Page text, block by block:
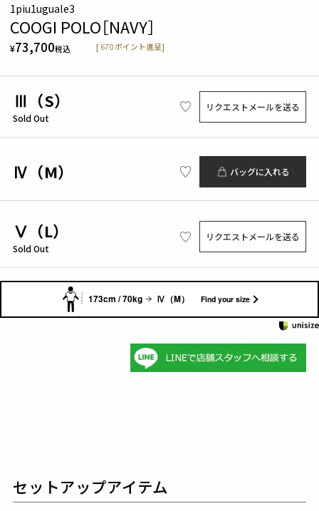
1piu1uguale3
COOGI POLO［NAVY］
¥73,700税込 [ 670 ポイント進呈]
Ⅲ（S）
Sold Out
リクエストメールを送る
Ⅳ（M） バッグに入れる
Ⅴ（L）
Sold Out
リクエストメールを送る
173cm / 70kg Ⅳ（M） Find your size
セットアップアイテム